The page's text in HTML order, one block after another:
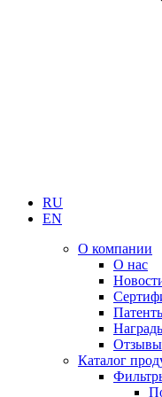
RU
EN
О компании
О нас
Отзывы
Каталог